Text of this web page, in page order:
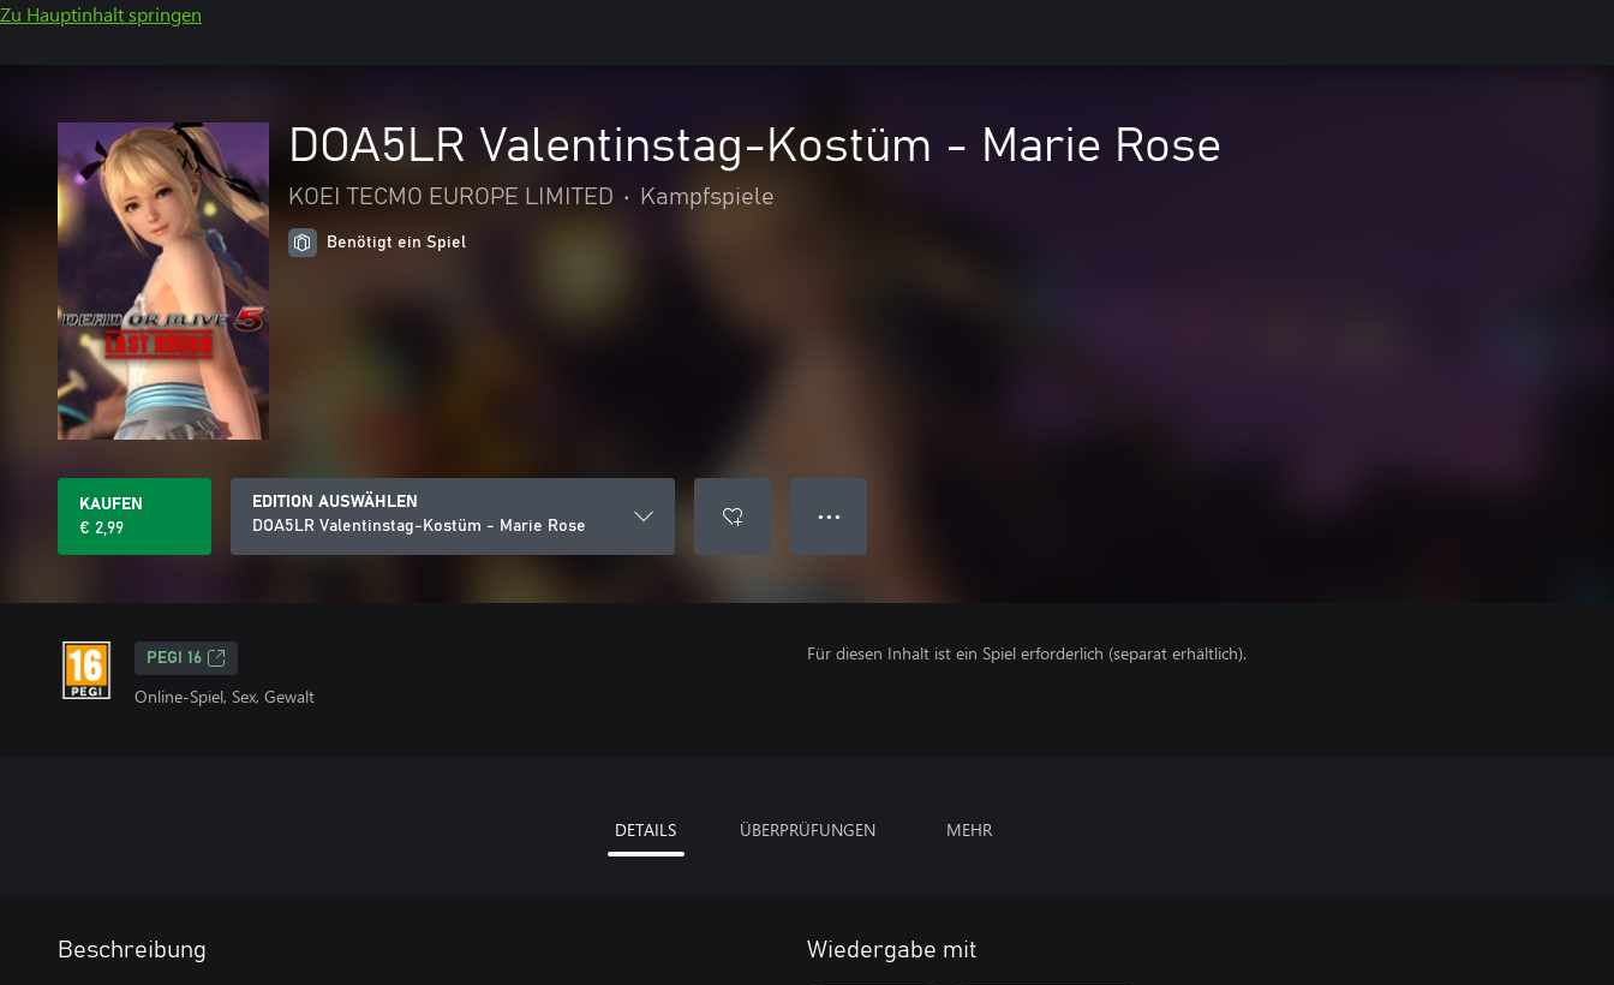
Zu Hauptinhalt springen
DOA5LR Valentinstag-Kostüm - Marie Rose
KOEI TECMO EUROPE LIMITED • Kampfspiele
Benötigt ein Spiel
KAUFEN
€ 2,99
EDITION AUSWÄHLEN
DOA5LR Valentinstag-Kostüm - Marie Rose
● ● ●
PEGI 16
Online-Spiel, Sex, Gewalt
Für diesen Inhalt ist ein Spiel erforderlich (separat erhältlich).
DETAILS ÜBERPRÜFUNGEN MEHR
Beschreibung Wiedergabe mit